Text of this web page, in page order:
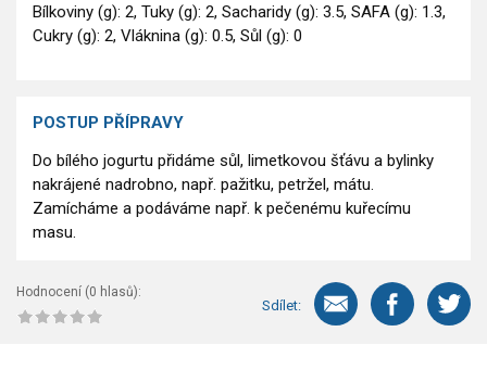
Bílkoviny (g): 2, Tuky (g): 2, Sacharidy (g): 3.5, SAFA (g): 1.3,
Cukry (g): 2, Vláknina (g): 0.5, Sůl (g): 0
POSTUP PŘÍPRAVY
Do bílého jogurtu přidáme sůl, limetkovou šťávu a bylinky
nakrájené nadrobno, např. pažitku, petržel, mátu.
Zamícháme a podáváme např. k pečenému kuřecímu
masu.
Hodnocení (0 hlasů):
Sdílet: